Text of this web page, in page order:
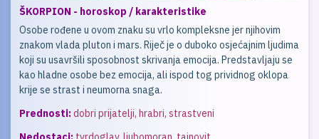
ŠKORPION - horoskop / karakteristike
Osobe rođene u ovom znaku su vrlo kompleksne jer njihovim
znakom vlada pluton i mars. Riječ je o duboko osjećajnim ljudima
koji su usavršili sposobnost skrivanja emocija. Predstavljaju se
kao hladne osobe bez emocija, ali ispod tog prividnog oklopa
krije se strast i neumorna snaga.
Prednosti:dobri prijatelji, hrabri, strastveni